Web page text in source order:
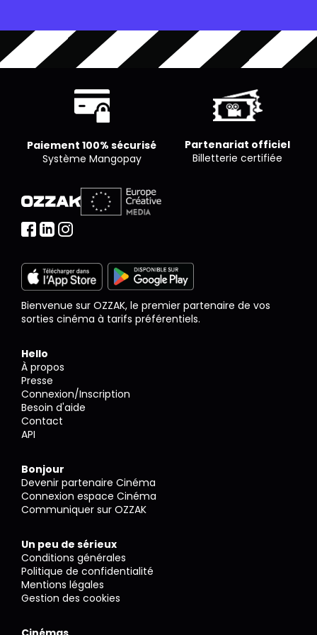
Paiement 100% sécurisé
Système Mangopay
Partenariat officiel
Billetterie certifiée
Bienvenue sur OZZAK, le premier partenaire de vos
sorties cinéma à tarifs préférentiels.
Hello
À propos
Presse
Connexion/Inscription
Besoin d'aide
Contact
API
Bonjour
Devenir partenaire Cinéma
Connexion espace Cinéma
Communiquer sur OZZAK
Un peu de sérieux
Conditions générales
Politique de confidentialité
Mentions légales
Gestion des cookies